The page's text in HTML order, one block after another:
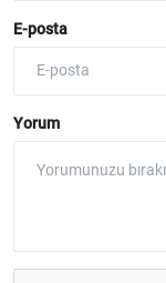
E-posta
Yorum